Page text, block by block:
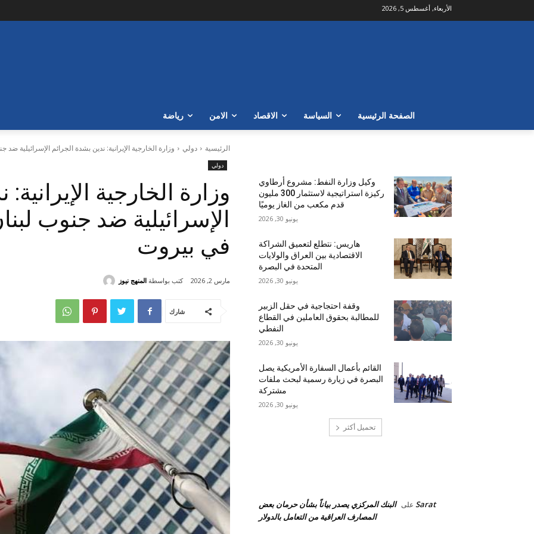
الأربعاء, أغسطس 5, 2026
الصفحة الرئيسية السياسة الاقصاد الامن رياضة
الرئيسية دولي وزارة الخارجية الإيرانية: ندين بشدة الجرائم الإسرائيلية ضد
دولي
وزارة الخارجية
الإسرائيلية ضد جنوب
في بيروت
مارس 2, 2026 كتب بواسطة المنهج نيوز
شارك
وكيل وزارة النفط: مشروع أرطاوي
ركيزة استراتيجية لاستثمار 300 مليون
قدم مكعب من الغاز يوميًا
يونيو 30, 2026
هاريس: نتطلع لتعميق الشراكة
الاقتصادية بين العراق والولايات
المتحدة في البصرة
يونيو 30, 2026
وقفة احتجاجية في حقل الزبير
للمطالبة بحقوق العاملين في القطاع
النفطي
يونيو 30, 2026
القائم بأعمال السفارة الأمريكية يصل
البصرة في زيارة رسمية لبحث ملفات
مشتركة
يونيو 30, 2026
تحميل أكثر
Sarat على البنك المركزي يصدر بياناً بشأن حرمان بعض
المصارف العراقية من التعامل بالدولار